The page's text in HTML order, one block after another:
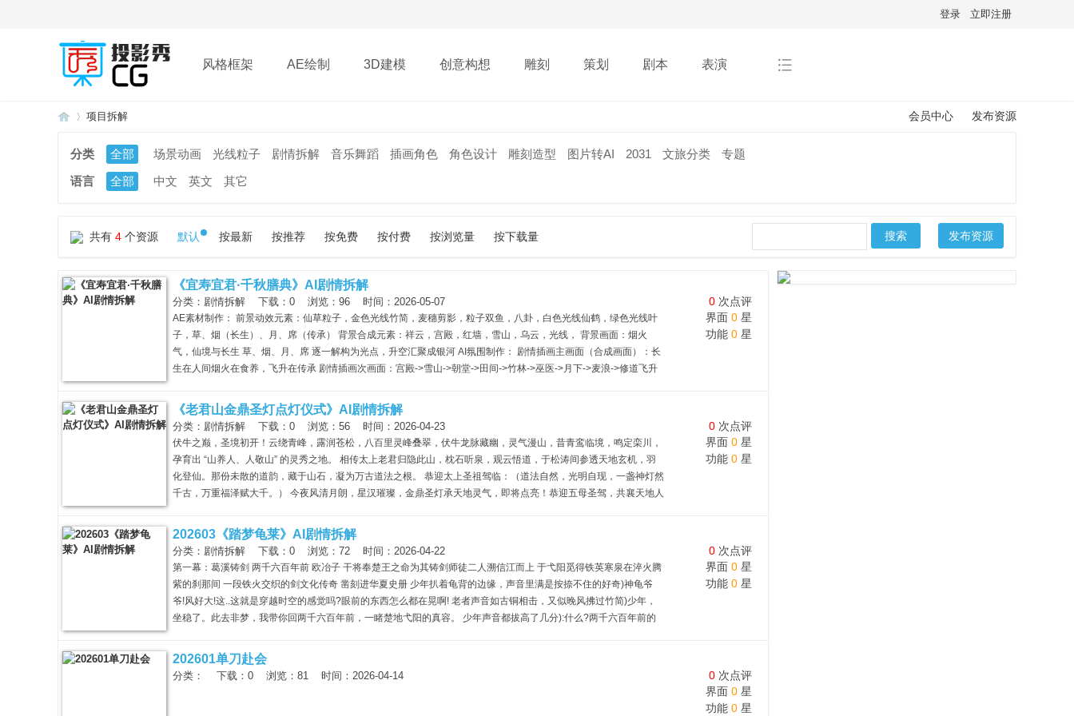
登录 立即注册
风格框架 AE绘制 3D建模 创意构想 雕刻 策划 剧本 表演
插件
秀
方
»
项目拆解 会员中心 发布资源
分类 全部 场景动画 光线粒子 剧情拆解 音乐舞蹈 插画角色 角色设计 雕刻造型 图片转AI 2031 文旅分类
专题
语言
全部 中文 英文 其它
共有 4 个资源 默认 按最新 按推荐 按免费 按付费 按浏览量 按下载量 搜索 发布资源
0 次点评
界面 0 星
功能 0 星
《宜寿宜君·千秋膳典》AI剧情拆解
分类：剧情拆解 下载：0 浏览：96 时间：2026-05-07
AE素材制作： 前景动效元素：仙草粒子，金色光线竹简，麦穗剪影，粒子双鱼，八卦，白色光线仙鹤，绿色光线叶
子，草、烟（长生）、月、席（传承） 背景合成元素：祥云，宫殿，红墙，雪山，乌云，光线， 背景画面：烟火
气，仙境与长生 草、烟、月、席 逐一解构为光点，升空汇聚成银河 AI氛围制作： 剧情插画主画面（合成画面）：长
生在人间烟火在食养，飞升在传承 剧情插画次画面：宫殿->雪山->朝堂->田间->竹林->巫医->月下->麦浪->修道飞升
效：
0 次点评
界面 0 星
功能 0 星
《老君山金鼎圣灯点灯仪式》AI剧情拆解
分类：剧情拆解 下载：0 浏览：56 时间：2026-04-23
伏牛之巅，圣境初开！云绕青峰，露润苍松，八百里灵峰叠翠，伏牛龙脉藏幽，灵气漫山，昔青鸾临境，鸣定栾川，
孕育出 “山养人、人敬山” 的灵秀之地。 相传太上老君归隐此山，枕石听泉，观云悟道，于松涛间参透天地玄机，羽
化登仙。那份未散的道韵，藏于山石，凝为万古道法之根。 恭迎太上圣祖驾临：（道法自然，光明自现，一盏神灯然
千古，万重福泽赋大千。） 今夜风清月朗，星汉璀璨，金鼎圣灯承天地灵气，即将点亮！恭迎五母圣驾，共襄天地人
灯，愿君福寿延千丈）。后土母掬伏牛灵土安灯魂，（大地厚泽安灯，愿君步履皆安稳）。九天玄女拾清露护灯仪，
（清露灵韵护灯，愿君此行皆如意）。碧霞元君携祥云沐灯辉，（祥云福泽沐灯，愿君福暖伴晨昏）。 以天地灵气，
启圣灯华章。 圣灯燃起，光映群山，青鸾绕灯，松涛和鸣。伏牛灵气与灯火相融，漫过金顶，福泽四方。这灯火，是
老君藏于自然的道法之光，是五母庇佑苍生的祥瑞之光，更是世人向善向道的虔诚之光，尽显 “道法自然” 的至真至
美。 愿圣光涤荡尘嚣，福满栾川，道韵长存；愿天地人和，苍生安康，盛世永安！ —— 燃灯！ 光线粒子： AI素材：
剧情插画主画面（合成画面）： 剧情插画次画面： 角色与表演： cg可能性： AE元素分类： 前景元素： 背景元素：
0 次点评
界面 0 星
功能 0 星
202603《踏梦龟莱》AI剧情拆解
分类：剧情拆解 下载：0 浏览：72 时间：2026-04-22
第一幕：葛溪铸剑 两千六百年前 欧冶子 干将奉楚王之命为其铸剑师徒二人溯信江而上 于弋阳觅得铁英寒泉在淬火腾
紫的刹那间 一段铁火交织的剑文化传奇 凿刻进华夏史册 少年扒着龟背的边缘，声音里满是按捺不住的好奇)神龟爷
爷!风好大!这..这就是穿越时空的感觉吗?眼前的东西怎么都在晃啊! 老者声音如古铜相击，又似晚风拂过竹简)少年，
坐稳了。此去非梦，我带你回两千六百年前，一睹楚地弋阳的真容。 少年声音都拔高了几分):什么?两千六百年前的
的，且远超你想象，等你亲眼见了，便知何为一眼千年，不虚此行。 少年:神龟爷爷!那您再快点!我已经等不及了，真
想立刻看看，两千多年前的这片土地，究竞是何等模样! 干将(低声):楚王会记得这剑的来处吗? 欧冶子(抚剑纹):他会看
0 次点评
界面 0 星
功能 0 星
202601单刀赴会
分类： 下载：0 浏览：81 时间：2026-04-14